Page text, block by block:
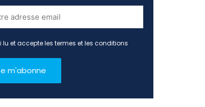
lu et accepte les termes et les conditions